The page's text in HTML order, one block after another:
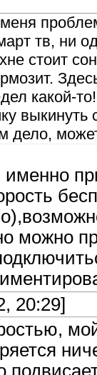
тв, ни
стоит
какой-
дело,
можно
20:29]